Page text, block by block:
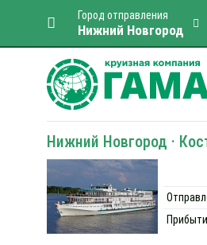
Город отправления
Нижний Новгород
Нижний Новгород ·